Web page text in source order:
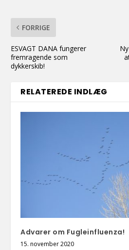
FORRIGE
ESVAGT DANA fungerer
fremragende som
dykkerskib!
RELATEREDE INDLÆG
Advarer om Fugleinfluenza!
15. november 2020